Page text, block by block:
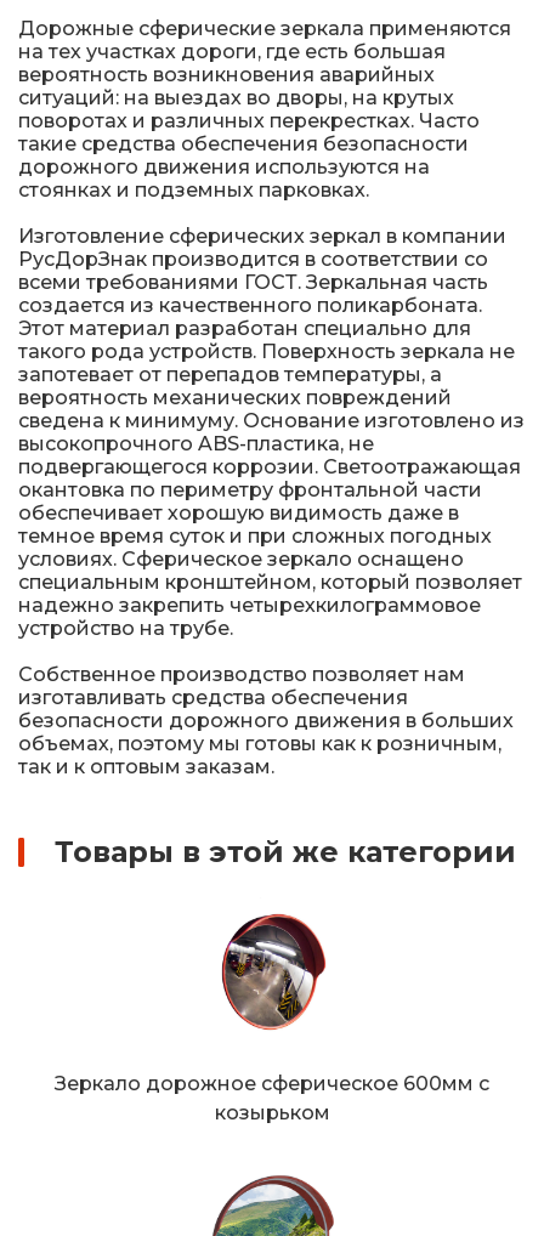
Дорожные сферические зеркала применяются
на тех участках дороги, где есть большая
вероятность возникновения аварийных
ситуаций: на выездах во дворы, на крутых
поворотах и различных перекрестках. Часто
такие средства обеспечения безопасности
дорожного движения используются на
стоянках и подземных парковках.
Изготовление сферических зеркал в компании
РусДорЗнак производится в соответствии со
всеми требованиями ГОСТ. Зеркальная часть
создается из качественного поликарбоната.
Этот материал разработан специально для
такого рода устройств. Поверхность зеркала не
запотевает от перепадов температуры, а
вероятность механических повреждений
сведена к минимуму. Основание изготовлено из
высокопрочного ABS-пластика, не
подвергающегося коррозии. Светоотражающая
окантовка по периметру фронтальной части
обеспечивает хорошую видимость даже в
темное время суток и при сложных погодных
условиях. Сферическое зеркало оснащено
специальным кронштейном, который позволяет
надежно закрепить четырехкилограммовое
устройство на трубе.
Собственное производство позволяет нам
изготавливать средства обеспечения
безопасности дорожного движения в больших
объемах, поэтому мы готовы как к розничным,
так и к оптовым заказам.
Товары в этой же категории
Зеркало дорожное сферическое 600мм с
козырьком